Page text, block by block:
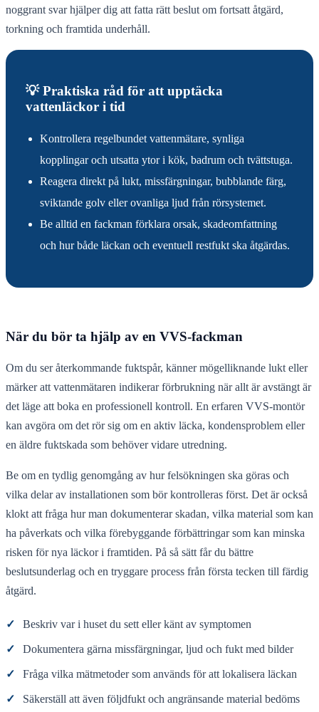
noggrant svar hjälper dig att fatta rätt beslut om fortsatt åtgärd,
torkning och framtida underhåll.
💡 Praktiska råd för att upptäcka
vattenläckor i tid
Kontrollera regelbundet vattenmätare, synliga
kopplingar och utsatta ytor i kök, badrum och tvättstuga.
Reagera direkt på lukt, missfärgningar, bubblande färg,
sviktande golv eller ovanliga ljud från rörsystemet.
Be alltid en fackman förklara orsak, skadeomfattning
och hur både läckan och eventuell restfukt ska åtgärdas.
När du bör ta hjälp av en VVS-fackman
Om du ser återkommande fuktspår, känner mögelliknande lukt eller
märker att vattenmätaren indikerar förbrukning när allt är avstängt är
det läge att boka en professionell kontroll. En erfaren VVS-montör
kan avgöra om det rör sig om en aktiv läcka, kondensproblem eller
en äldre fuktskada som behöver vidare utredning.
Be om en tydlig genomgång av hur felsökningen ska göras och
vilka delar av installationen som bör kontrolleras först. Det är också
klokt att fråga hur man dokumenterar skadan, vilka material som kan
ha påverkats och vilka förebyggande förbättringar som kan minska
risken för nya läckor i framtiden. På så sätt får du bättre
beslutsunderlag och en tryggare process från första tecken till färdig
åtgärd.
✓ Beskriv var i huset du sett eller känt av symptomen
✓ Dokumentera gärna missfärgningar, ljud och fukt med bilder
✓ Fråga vilka mätmetoder som används för att lokalisera läckan
✓ Säkerställ att även följdfukt och angränsande material bedöms